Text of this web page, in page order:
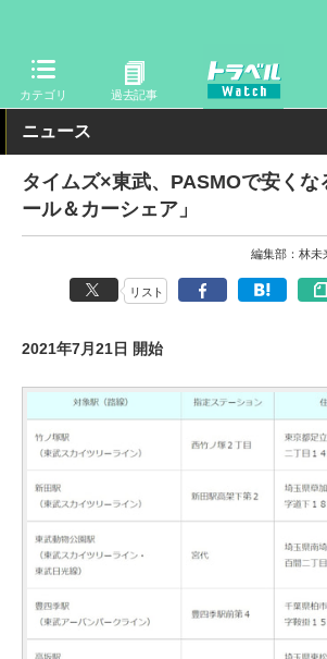
カテゴリ 過去記事
トラベル Watch 旅の方法 クルマ旅 自
ニュース
タイムズ×東武、PASMOで安くな
ール＆カーシェア」
編集部：林未
リスト
2021年7月21日 開始